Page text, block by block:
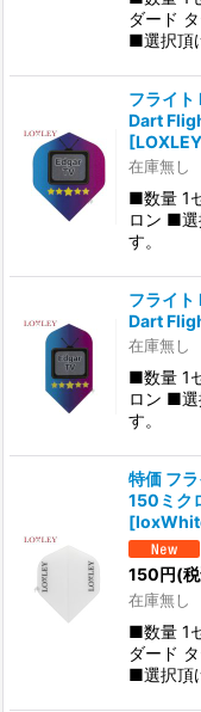
ダード
■選択頂
フライ
Dart
[
在庫無し
■数量 1
ロン ■選
す。
フライ
Dart
在庫無し
■数量 1
ロン ■選
す。
特価 フ
150ミク
[
150円(
在庫無し
■数量 1
ダード
■選択頂